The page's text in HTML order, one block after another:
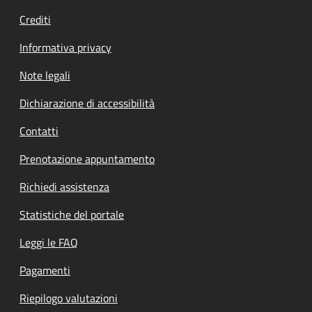
Crediti
Informativa privacy
Note legali
Dichiarazione di accessibilità
Contatti
Prenotazione appuntamento
Richiedi assistenza
Statistiche del portale
Leggi le FAQ
Pagamenti
Riepilogo valutazioni